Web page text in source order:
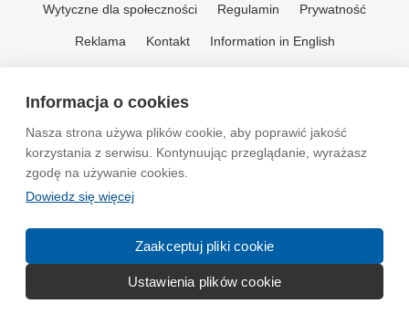
Informacja o cookies
Nasza strona używa plików cookie, aby poprawić jakość
korzystania z serwisu. Kontynuując przeglądanie, wyrażasz
zgodę na używanie cookies.
Dowiedz się więcej
Zaakceptuj pliki cookie
Ustawienia plików cookie
Wytyczne dla społeczności Regulamin Prywatność
Reklama Kontakt Information in English